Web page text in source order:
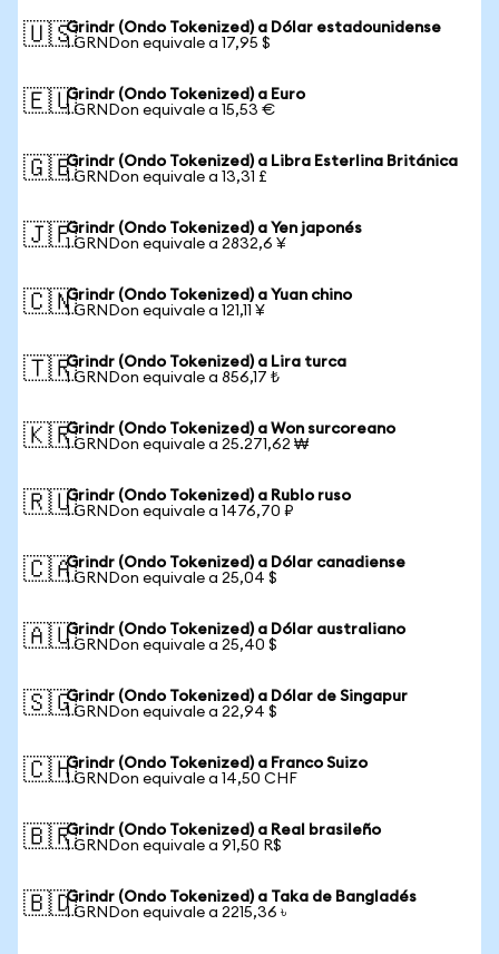
🇺🇸Grindr (Ondo Tokenized) a Dólar estadounidense
1 GRNDon equivale a 17,95 $
🇪🇺Grindr (Ondo Tokenized) a Euro
1 GRNDon equivale a 15,53 €
🇬🇧Grindr (Ondo Tokenized) a Libra Esterlina Británica
1 GRNDon equivale a 13,31 £
🇯🇵Grindr (Ondo Tokenized) a Yen japonés
1 GRNDon equivale a 2832,6 ¥
🇨🇳Grindr (Ondo Tokenized) a Yuan chino
1 GRNDon equivale a 121,11 ¥
🇹🇷Grindr (Ondo Tokenized) a Lira turca
1 GRNDon equivale a 856,17 ₺
🇰🇷Grindr (Ondo Tokenized) a Won surcoreano
1 GRNDon equivale a 25.271,62 ₩
🇷🇺Grindr (Ondo Tokenized) a Rublo ruso
1 GRNDon equivale a 1476,70 ₽
🇨🇦Grindr (Ondo Tokenized) a Dólar canadiense
1 GRNDon equivale a 25,04 $
🇦🇺Grindr (Ondo Tokenized) a Dólar australiano
1 GRNDon equivale a 25,40 $
🇸🇬Grindr (Ondo Tokenized) a Dólar de Singapur
1 GRNDon equivale a 22,94 $
🇨🇭Grindr (Ondo Tokenized) a Franco Suizo
1 GRNDon equivale a 14,50 CHF
🇧🇷Grindr (Ondo Tokenized) a Real brasileño
1 GRNDon equivale a 91,50 R$
🇧🇩Grindr (Ondo Tokenized) a Taka de Bangladés
1 GRNDon equivale a 2215,36 ৳